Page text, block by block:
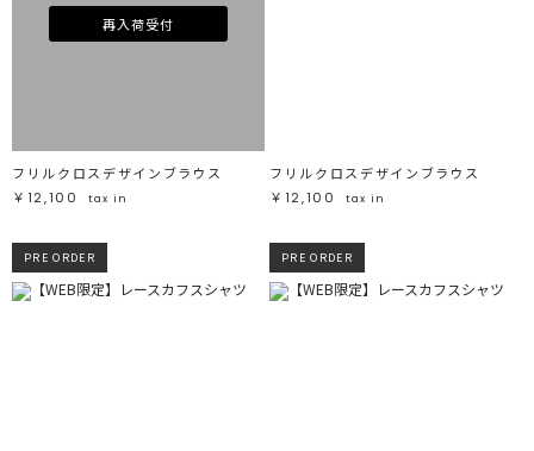
再入荷受付
フリルクロスデザインブラウス
￥12,100
tax in
フリルクロスデザインブラウス
￥12,100
tax in
PRE ORDER PRE ORDER